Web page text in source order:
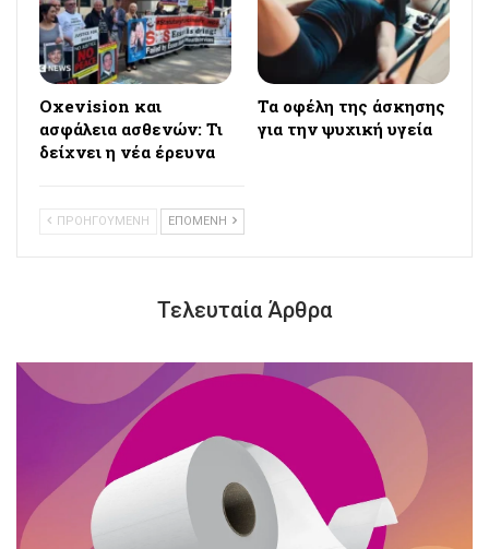
Oxevision και
ασφάλεια ασθενών: Τι
δείχνει η νέα έρευνα
Τα οφέλη της άσκησης
για την ψυχική υγεία
ΠΡΟΗΓΟΥΜΕΝΗ ΕΠΟΜΕΝΗ
Τελευταία Άρθρα